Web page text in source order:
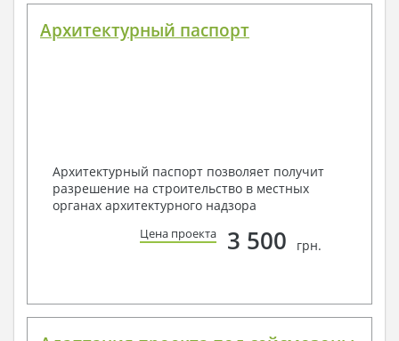
Архитектурный паспорт
Архитектурный паспорт позволяет получит
разрешение на строительство в местных
органах архитектурного надзора
Цена проекта 3 500 грн.